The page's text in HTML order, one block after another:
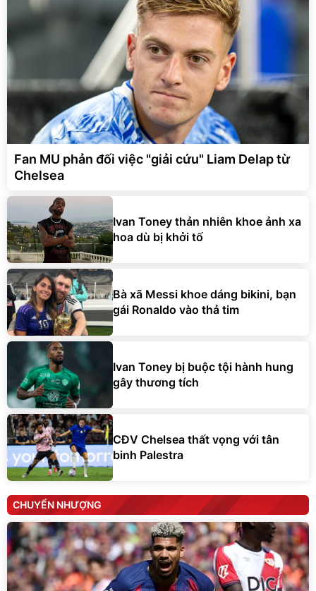
Fan MU phản đối việc "giải cứu" Liam Delap từ
Chelsea
Ivan Toney thản nhiên khoe ảnh xa
hoa dù bị khởi tố
Bà xã Messi khoe dáng bikini, bạn
gái Ronaldo vào thả tim
Ivan Toney bị buộc tội hành hung
gây thương tích
CĐV Chelsea thất vọng với tân
binh Palestra
CHUYỂN NHƯỢNG